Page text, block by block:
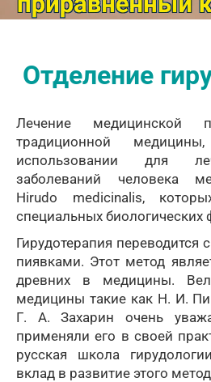
Отделение
Лечение медицинской
традиционной
использовании для
заболеваний человека
Hirudo medicinalis,
специальных биологических
Гирудотерапия переводится
пиявками. Этот метод
древних в медицины.
медицины такие как Н. И.
Г. А. Захарин очень
применяли его в своей
русская школа
вклад в развитие этого